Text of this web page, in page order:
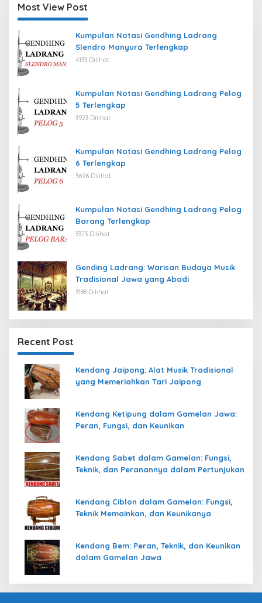
Most View Post
Kumpulan Notasi Gendhing Ladrang
Slendro Manyura Terlengkap
4133 Dilihat
Kumpulan Notasi Gendhing Ladrang Pelog
5 Terlengkap
3923 Dilihat
Kumpulan Notasi Gendhing Ladrang Pelog
6 Terlengkap
3696 Dilihat
Kumpulan Notasi Gendhing Ladrang Pelog
Barang Terlengkap
3373 Dilihat
Gending Ladrang: Warisan Budaya Musik
Tradisional Jawa yang Abadi
3188 Dilihat
Recent Post
Kendang Jaipong: Alat Musik Tradisional
yang Memeriahkan Tari Jaipong
Kendang Ketipung dalam Gamelan Jawa:
Peran, Fungsi, dan Keunikan
Kendang Sabet dalam Gamelan: Fungsi,
Teknik, dan Peranannya dalam Pertunjukan
Kendang Ciblon dalam Gamelan: Fungsi,
Teknik Memainkan, dan Keunikanya
Kendang Bem: Peran, Teknik, dan Keunikan
dalam Gamelan Jawa